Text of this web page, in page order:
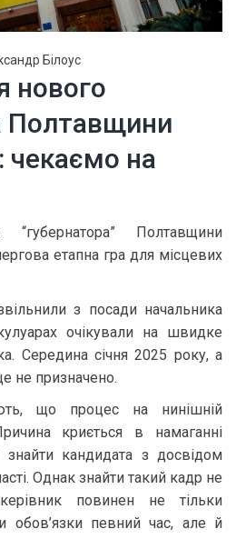
Білоус
нового
Полтавщини
чекаємо на
“губернатора” Полтавщини
етапна гра для місцевих
з посади начальника
очікували на швидке
Середина січня 2025 року, а
не призначено.
що процес на нинішній
криється в намаганні
знайти кандидата з досвідом
Однак знайти такий кадр не
повинен не тільки
обов’язки певний час, але й